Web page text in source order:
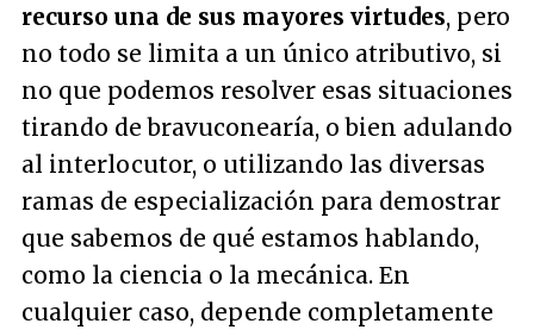
recurso una de sus mayores virtudes, pero
no todo se limita a un único atributivo, si
no que podemos resolver esas situaciones
tirando de bravuconearía, o bien adulando
al interlocutor, o utilizando las diversas
ramas de especialización para demostrar
que sabemos de qué estamos hablando,
como la ciencia o la mecánica. En
cualquier caso, depende completamente